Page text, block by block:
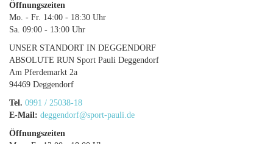
Öffnungszeiten
Mo. - Fr. 14:00 - 18:30 Uhr
Sa. 09:00 - 13:00 Uhr
UNSER STANDORT IN DEGGENDORF
ABSOLUTE RUN Sport Pauli Deggendorf
Am Pferdemarkt 2a
94469 Deggendorf
Tel. 0991 / 25038-18
E-Mail: deggendorf@sport-pauli.de
Öffnungszeiten